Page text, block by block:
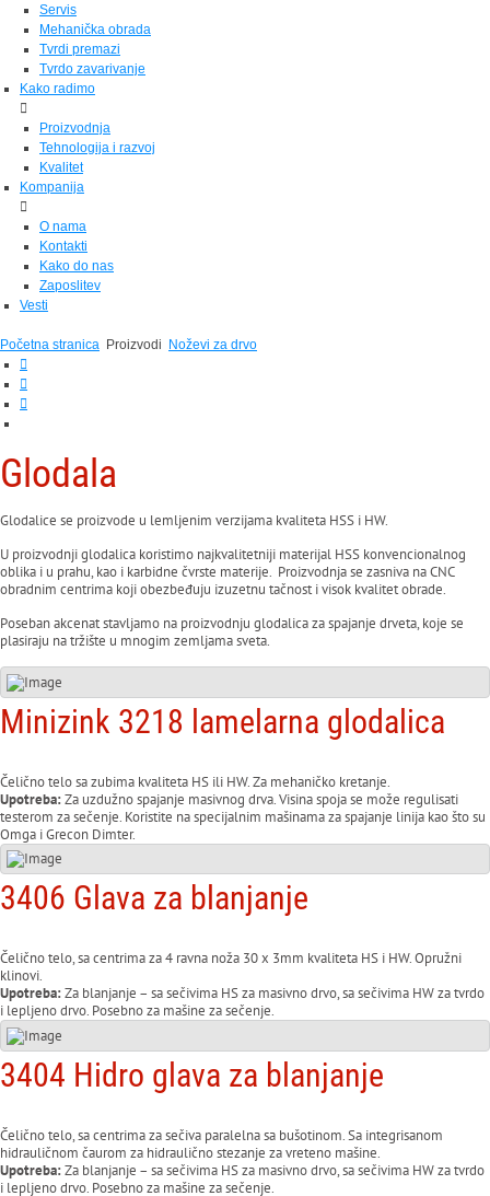
Servis
Mehanička obrada
Tvrdi premazi
Tvrdo zavarivanje
Kako radimo
Proizvodnja
Tehnologija i razvoj
Kvalitet
Kompanija
O nama
Kontakti
Kako do nas
Zaposlitev
Vesti
Početna stranica Proizvodi Noževi za drvo
Glodala
Glodalice se proizvode u lemljenim verzijama kvaliteta HSS i HW.
U proizvodnji glodalica koristimo najkvalitetniji materijal HSS konvencionalnog
oblika i u prahu, kao i karbidne čvrste materije. Proizvodnja se zasniva na CNC
obradnim centrima koji obezbeđuju izuzetnu tačnost i visok kvalitet obrade.
Poseban akcenat stavljamo na proizvodnju glodalica za spajanje drveta, koje se
plasiraju na tržište u mnogim zemljama sveta.
Minizink 3218 lamelarna glodalica
Čelično telo sa zubima kvaliteta HS ili HW. Za mehaničko kretanje.
Upotreba:Za uzdužno spajanje masivnog drva. Visina spoja se može regulisati
testerom za sečenje. Koristite na specijalnim mašinama za spajanje linija kao što su
Omga i Grecon Dimter.
3406 Glava za blanjanje
Čelično telo, sa centrima za 4 ravna noža 30 x 3mm kvaliteta HS i HW. Opružni
klinovi.
Upotreba:Za blanjanje – sa sečivima HS za masivno drvo, sa sečivima HW za tvrdo
i lepljeno drvo. Posebno za mašine za sečenje.
3404 Hidro glava za blanjanje
Čelično telo, sa centrima za sečiva paralelna sa bušotinom. Sa integrisanom
hidrauličnom čaurom za hidraulično stezanje za vreteno mašine.
Upotreba:Za blanjanje – sa sečivima HS za masivno drvo, sa sečivima HW za tvrdo
i lepljeno drvo. Posebno za mašine za sečenje.